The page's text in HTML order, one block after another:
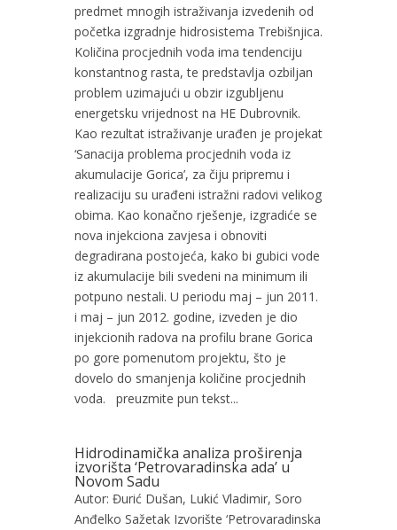
predmet mnogih istraživanja izvedenih od
početka izgradnje hidrosistema Trebišnjica.
Količina procjednih voda ima tendenciju
konstantnog rasta, te predstavlja ozbiljan
problem uzimajući u obzir izgubljenu
energetsku vrijednost na HE Dubrovnik.
Kao rezultat istraživanje urađen je projekat
‘Sanacija problema procjednih voda iz
akumulacije Gorica’, za čiju pripremu i
realizaciju su urađeni istražni radovi velikog
obima. Kao konačno rješenje, izgradiće se
nova injekciona zavjesa i obnoviti
degradirana postojeća, kako bi gubici vode
iz akumulacije bili svedeni na minimum ili
potpuno nestali. U periodu maj – jun 2011.
i maj – jun 2012. godine, izveden je dio
injekcionih radova na profilu brane Gorica
po gore pomenutom projektu, što je
dovelo do smanjenja količine procjednih
voda. preuzmite pun tekst...
Hidrodinamička analiza proširenja
izvorišta ‘Petrovaradinska ada’ u
Novom Sadu
Autor: Đurić Dušan, Lukić Vladimir, Soro
Anđelko Sažetak Izvorište ‘Petrovaradinska